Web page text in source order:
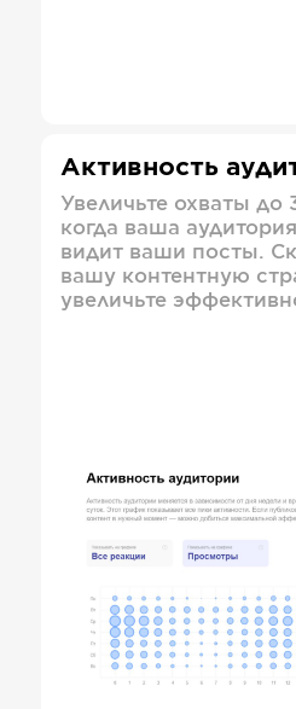
Активность
Увеличьте охваты до
когда ваша
видит ваши посты.
вашу контентную
увеличьте